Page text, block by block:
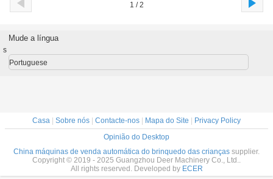
1 / 2
Mude a língua
s
Portuguese
Casa Sobre nós Contacte-nos Mapa do Site
Privacy Policy
Opinião do Desktop
China máquinas de venda automática do brinquedo das crianças supplier.
Copyright © 2019 - 2025 Guangzhou Deer Machinery Co., Ltd..
All rights reserved. Developed by ECER